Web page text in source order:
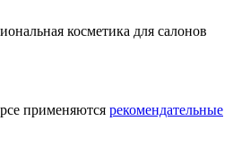
косметика для салонов
применяются рекомендательные